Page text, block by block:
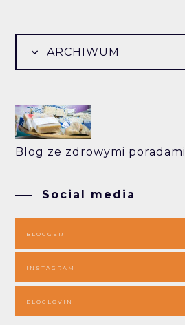
ARCHIWUM
Blog ze zdrowymi poradami
Social media
BLOGGER
INSTAGRAM
BLOGLOVIN